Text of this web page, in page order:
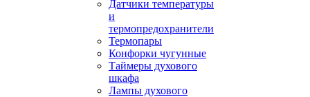
Датчики температуры
и
термопредохранители
Термопары
Конфорки чугунные
Таймеры духового
шкафа
Лампы духового